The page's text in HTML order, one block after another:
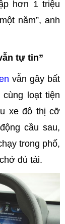
hơn 1 triệu
năm”, anh
tự tin”
vẫn gây bất
loạt tiện
xe đô thị cỡ
cầu sau,
trong phố,
đủ tải.